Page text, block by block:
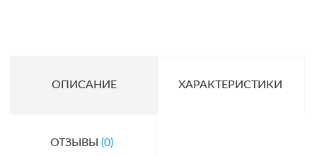
ОПИСАНИЕ ХАРАКТЕРИСТИКИ
ОТЗЫВЫ (0)